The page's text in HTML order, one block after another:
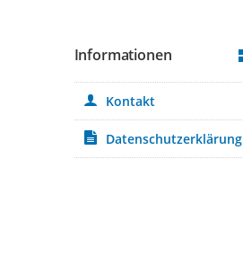
Informationen
Kontakt
Datenschutzerklärung